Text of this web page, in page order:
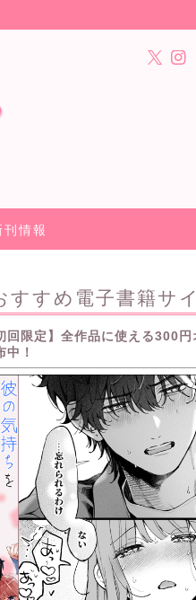
情報
すすめ電子書籍サ
回限定】全作品に使える300
中！